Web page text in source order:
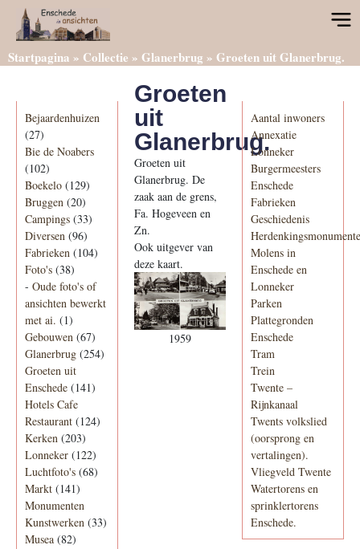
Startpagina » Collectie » Glanerbrug » Groeten uit Glanerbrug.
Bejaardenhuizen
(27)
Bie de Noabers
(102)
Boekelo (129)
Bruggen (20)
Campings (33)
Diversen (96)
Fabrieken (104)
Foto's (38)
- Oude foto's of
ansichten bewerkt
met ai. (1)
Gebouwen (67)
Glanerbrug (254)
Groeten uit
Enschede (141)
Hotels Cafe
Restaurant (124)
Kerken (203)
Lonneker (122)
Luchtfoto's (68)
Markt (141)
Monumenten
Kunstwerken (33)
Musea (82)
Groeten
uit
Glanerbrug.
Groeten uit
Glanerbrug. De
zaak aan de grens,
Fa. Hogeveen en
Zn.
Ook uitgever van
deze kaart.
1959
Aantal inwoners
Annexatie
Lonneker
Burgermeesters
Enschede
Fabrieken
Geschiedenis
Molens in
Enschede en
Lonneker
Parken
Plattegronden
Enschede
Tram
Trein
Twente –
Rijnkanaal
Twents volkslied
(oorsprong en
vertalingen).
Vliegveld Twente
Watertorens en
sprinklertorens
Enschede.